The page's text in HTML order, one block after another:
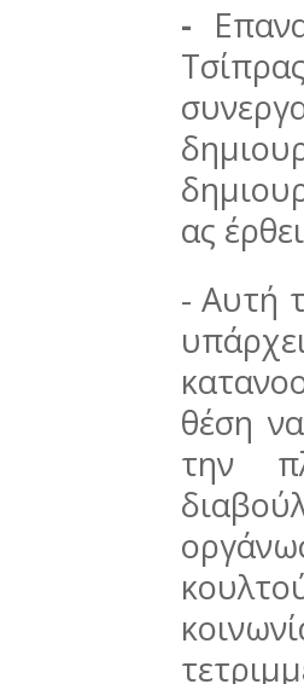
-
ας
- Αυτή
θέση
την